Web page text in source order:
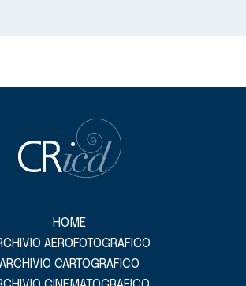
HOME
AEROFOTOGRAFICO
ARCHIVIO CARTOGRAFICO